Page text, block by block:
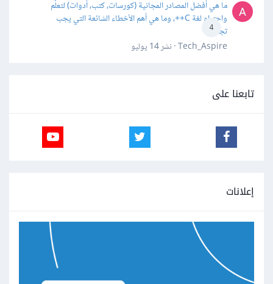
4
ما هي أفضل المصادر المجانية (كورسات، كتب، أدوات) لتعلّم
واحترام لغة C++، وما هي أهم الأخطاء الشائعة التي يجب
تجنبها؟
Tech_Aspire · نشر
14 يوليو
تابعنا على
إعلانات